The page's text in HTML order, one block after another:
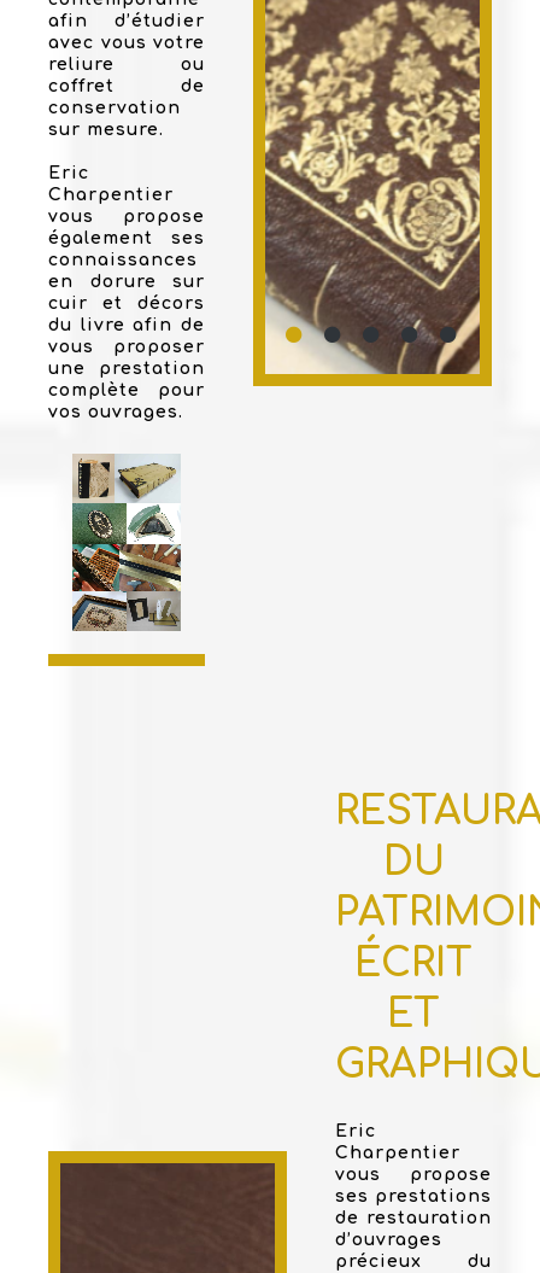
afin d’étudier
avec vous votre
reliure ou
coffret de
conservation
sur mesure.
Eric
Charpentier
vous propose
également ses
connaissances
en dorure sur
cuir et décors
du livre afin de
vous proposer
une prestation
complète pour
vos ouvrages.
DU
ÉCRIT
ET
Eric
Charpentier
vous propose
ses prestations
de restauration
d’ouvrages
précieux du